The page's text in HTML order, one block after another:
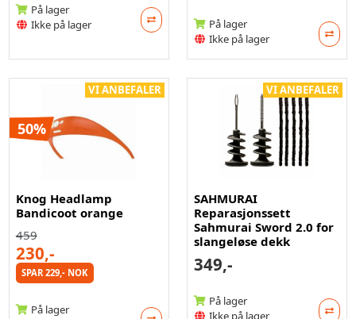
På lager
Ikke på lager
På lager
Ikke på lager
VI ANBEFALER
50%
Knog Headlamp
Bandicoot orange
459
230,-
SPAR 229,- NOK
På lager
VI ANBEFALER
SAHMURAI
Reparasjonssett
Sahmurai Sword 2.0 for
slangeløse dekk
349,-
På lager
Ikke på lager